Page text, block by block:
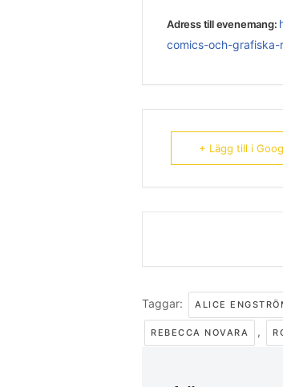
Adress till evenemang:
comics-och-grafiska-
+ Lägg till i
Taggar: ALICE
REBECCA NOVARA ,